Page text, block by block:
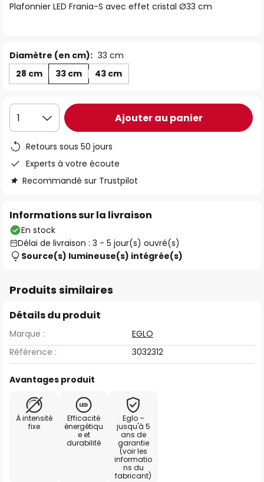
the
Plafonnier LED Frania-S avec effet cristal Ø33 cm
Diamètre (en cm): 33 cm
28 cm
33 cm 43 cm
1 Ajouter au panier
Retours sous 50 jours
Experts à votre écoute
Recommandé sur Trustpilot
Informations sur la livraison
En stock
Délai de livraison : 3 - 5 jour(s) ouvré(s)
Source(s) lumineuse(s) intégrée(s)
Produits similaires
Détails du produit
Marque :
EGLO
Référence :
3032312
Avantages produit
À intensité
fixe
Efficacité
énergétiqu
e et
durabilité
Eglo –
jusqu'à 5
ans de
garantie
(voir les
informatio
ns du
fabricant)